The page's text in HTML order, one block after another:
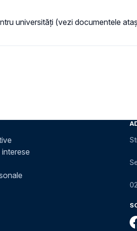
universități (vezi documentele